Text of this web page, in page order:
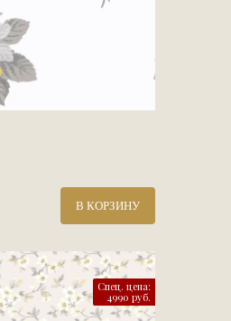
В КОРЗИНУ
Спец. цена:
4990 руб.